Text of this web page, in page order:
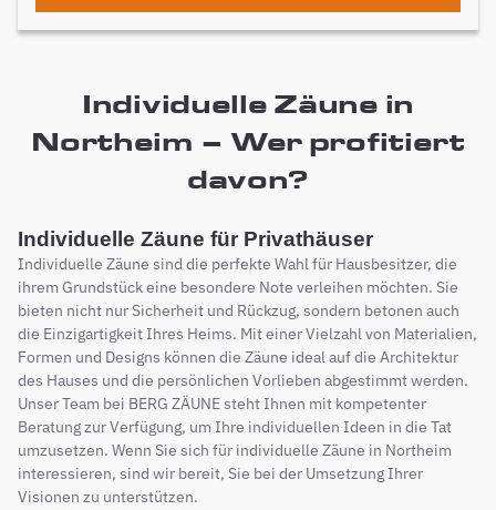
Individuelle Zäune in
Northeim – Wer profitiert
davon?
Individuelle Zäune für Privathäuser
Individuelle Zäune sind die perfekte Wahl für Hausbesitzer, die
ihrem Grundstück eine besondere Note verleihen möchten. Sie
bieten nicht nur Sicherheit und Rückzug, sondern betonen auch
die Einzigartigkeit Ihres Heims. Mit einer Vielzahl von Materialien,
Formen und Designs können die Zäune ideal auf die Architektur
des Hauses und die persönlichen Vorlieben abgestimmt werden.
Unser Team bei BERG ZÄUNE steht Ihnen mit kompetenter
Beratung zur Verfügung, um Ihre individuellen Ideen in die Tat
umzusetzen. Wenn Sie sich für individuelle Zäune in Northeim
interessieren, sind wir bereit, Sie bei der Umsetzung Ihrer
Visionen zu unterstützen.